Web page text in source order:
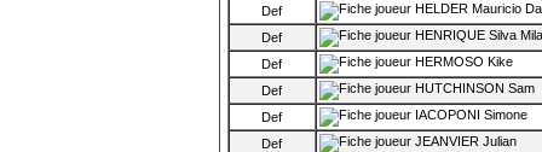
Def
HELDER Mauricio
Def
HENRIQUE Silva
Def
HERMOSO Kike
Def
HUTCHINSON Sam
Def
IACOPONI Simone
Def
JEANVIER Julian